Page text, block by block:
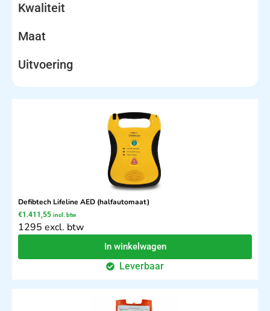
Kwaliteit
Maat
Uitvoering
Defibtech Lifeline AED (halfautomaat)
€1.411,55 incl. btw
1295 excl. btw
In winkelwagen
Leverbaar